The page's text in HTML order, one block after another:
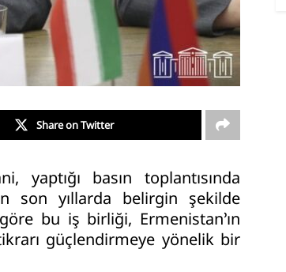
Share on Twitter
yaptığı basın toplantısında
son yıllarda belirgin şekilde
bu iş birliği, Ermenistan’ın
güçlendirmeye yönelik bir